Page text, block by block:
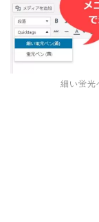
細い蛍光